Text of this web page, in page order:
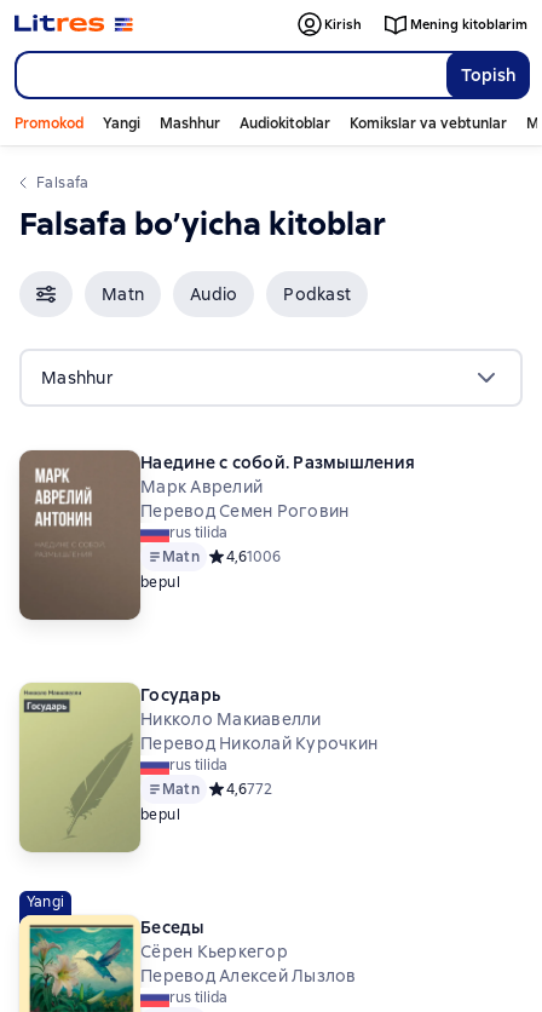
Topish
Kirish Mening kitoblarim
Promokod Yangi Mashhur Audiokitoblar Komikslar va vebtunlar
falsafa
falsafa bo’yicha kitoblar
Matn Audio Podkast
Mashhur
Наедине с собой. Размышления
Марк Аврелий
Перевод Семен Роговин
rus tilida
Matn Средний рейтинг 4,6 на основе 1006 оценок
4,61006
bepul
Государь
Никколо Макиавелли
Перевод Николай Курочкин
rus tilida
Matn Средний рейтинг 4,6 на основе 772 оценок
4,6772
bepul
Yangi
Беседы
Сёрен Кьеркегор
Перевод Алексей Лызлов
rus tilida